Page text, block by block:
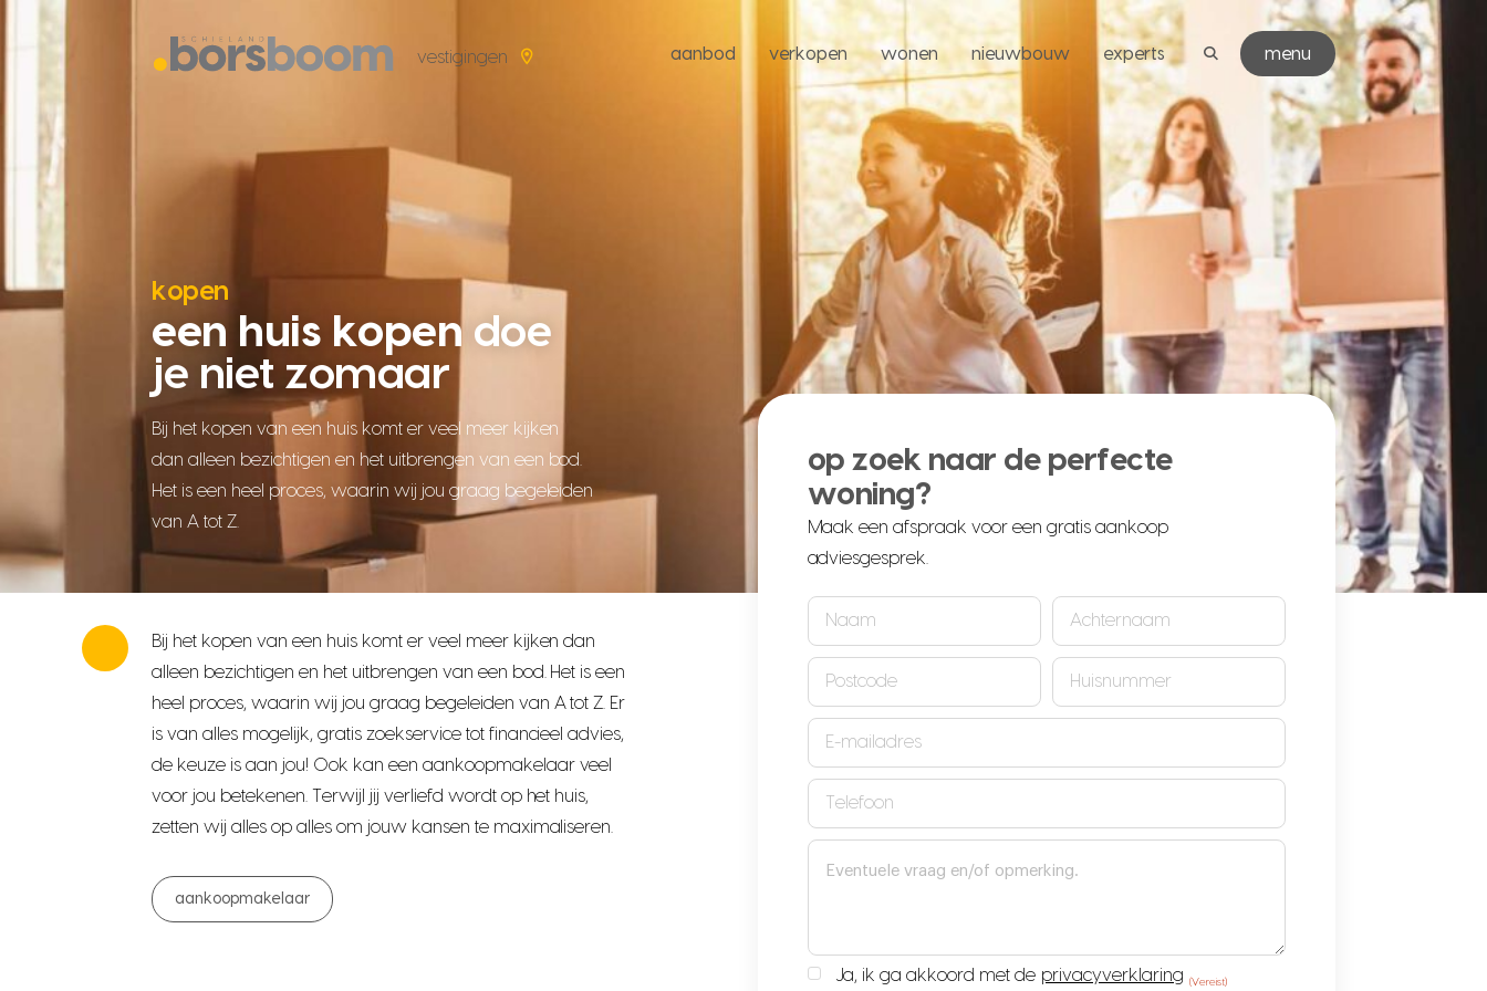
vestigingen aanbod verkopen wonen nieuwbouw experts menu
kopen
een huis kopen doe
je niet zomaar
Bij het kopen van een huis komt er veel meer kijken
dan alleen bezichtigen en het uitbrengen van een bod.
Het is een heel proces, waarin wij jou graag begeleiden
van A tot Z.
op zoek naar de perfecte
woning?
Maak een afspraak voor een gratis aankoop
adviesgesprek.
Naam
(Vereist)
Achternaam
(Vereist)
Postcode
(Vereist)
Huisnummer
(Vereist)
Emailadres
(Vereist)
Telefoon
(Vereist)
Privacyverklaring
Ja, ik ga akkoord met de privacyverklaring (Vereist)
Bij het kopen van een huis komt er veel meer kijken dan
alleen bezichtigen en het uitbrengen van een bod. Het is een
heel proces, waarin wij jou graag begeleiden van A tot Z. Er
is van alles mogelijk, gratis zoekservice tot financieel advies,
de keuze is aan jou! Ook kan een aankoopmakelaar veel
voor jou betekenen. Terwijl jij verliefd wordt op het huis,
zetten wij alles op alles om jouw kansen te maximaliseren.
aankoopmakelaar